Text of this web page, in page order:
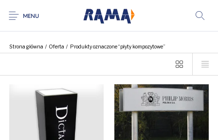
MENU
Strona główna / Oferta / Produkty oznaczone “płyty kompozytowe”